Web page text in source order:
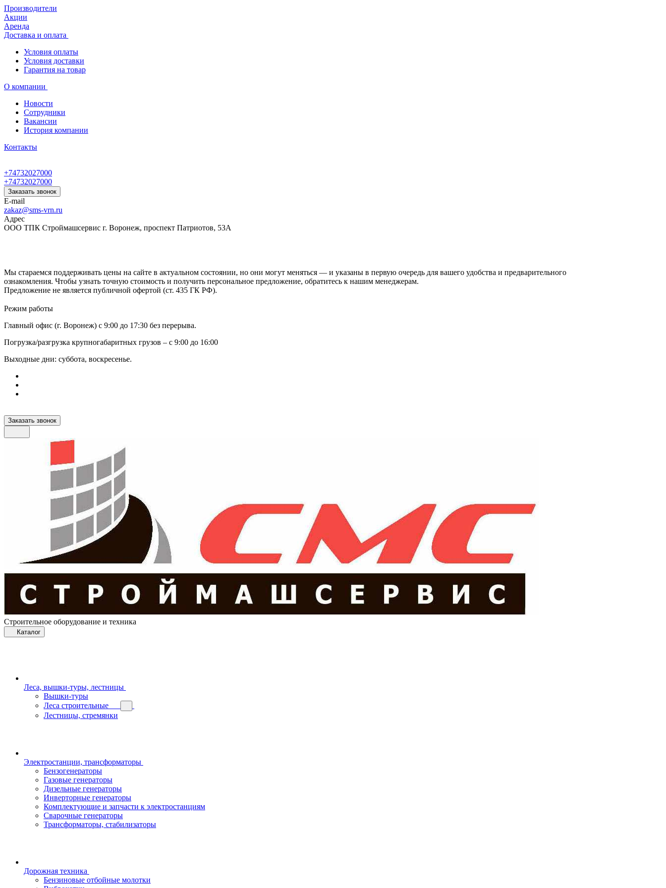
Производители
Акции
Аренда
Доставка и оплата
Условия оплаты
Условия доставки
Гарантия на товар
О компании
Новости
Сотрудники
Вакансии
История компании
Контакты
+74732027000
+74732027000
Заказать звонок
E-mail
zakaz@sms-vrn.ru
Адрес
ООО ТПК Строймашсервис г. Воронеж, проспект Патриотов, 53А
Мы стараемся поддерживать цены на сайте в актуальном состоянии, но они могут меняться — и указаны в первую очередь для вашего удобства и предварительного
ознакомления. Чтобы узнать точную стоимость и получить персональное предложение, обратитесь к нашим менеджерам.
Предложение не является публичной офертой (ст. 435 ГК РФ).
Режим работы
Главный офис (г. Воронеж) с 9:00 до 17:30 без перерыва.
Погрузка/разгрузка крупногабаритных грузов – с 9:00 до 16:00
Выходные дни: суббота, воскресенье.
Заказать звонок
Строительное оборудование и техника
Каталог
Леса, вышки-туры, лестницы
Вышки-туры
Леса строительные
Лестницы, стремянки
Электростанции, трансформаторы
Бензогенераторы
Газовые генераторы
Дизельные генераторы
Инверторные генераторы
Комплектующие и запчасти к электростанциям
Сварочные генераторы
Трансформаторы, стабилизаторы
Дорожная техника
Бензиновые отбойные молотки